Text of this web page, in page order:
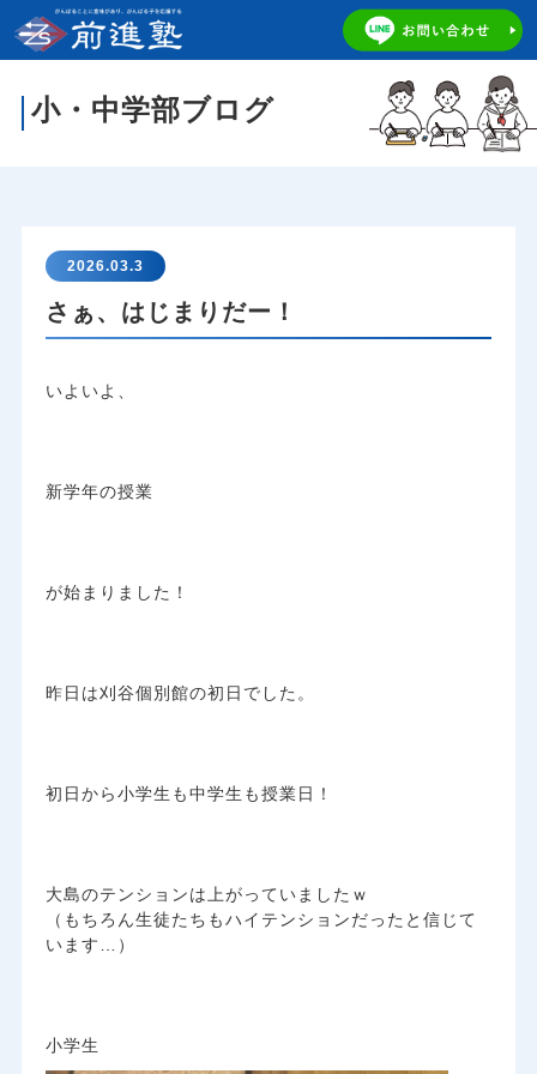
小・中学部ブログ
2026.03.3
さぁ、はじまりだー！
いよいよ、
新学年の授業
が始まりました！
昨日は刈谷個別館の初日でした。
初日から小学生も中学生も授業日！
大島のテンションは上がっていましたｗ
（もちろん生徒たちもハイテンションだったと信じて
います…）
小学生